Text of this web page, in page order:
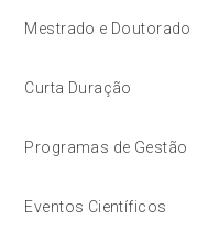
Mestrado e Doutorado
Curta Duração
Programas de Gestão
Eventos Científicos